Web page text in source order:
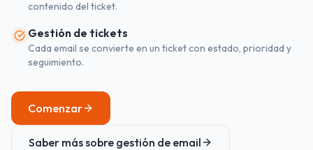
contenido del ticket.
Gestión de tickets
Cada email se convierte en un ticket con estado, prioridad y
seguimiento.
Comenzar
Saber más sobre gestión de email